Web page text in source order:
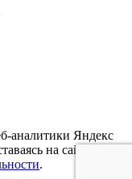
аналитики Яндекс
на сайте, вы
.